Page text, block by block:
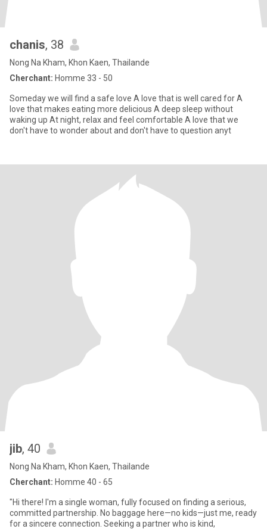
chanis, 38
Nong Na Kham, Khon Kaen, Thailande
Cherchant: Homme 33 - 50
Someday we will find a safe love A love that is well cared for A
love that makes eating more delicious A deep sleep without
waking up At night, relax and feel comfortable A love that we
don't have to wonder about and don't have to question anyt
jib, 40
Nong Na Kham, Khon Kaen, Thailande
Cherchant: Homme 40 - 65
"Hi there! I'm a single woman, fully focused on finding a serious,
committed partnership. No baggage here—no kids—just me, ready
for a sincere connection. Seeking a partner who is kind,